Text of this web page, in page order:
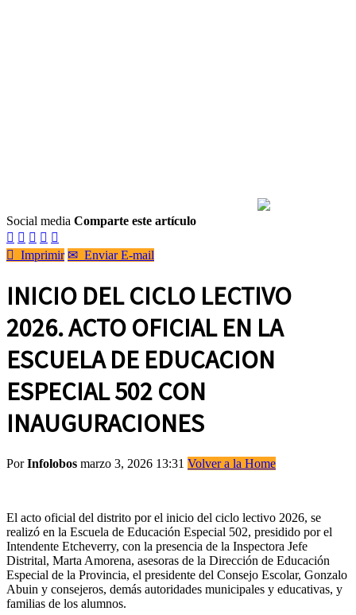
Social media Comparte este artículo
    
 Imprimir ✉ Enviar E-mail
INICIO DEL CICLO LECTIVO
2026. ACTO OFICIAL EN LA
ESCUELA DE EDUCACION
ESPECIAL 502 CON
INAUGURACIONES
PorInfolobos marzo 3, 2026 13:31 Volver a la Home
El acto oficial del distrito por el inicio del ciclo lectivo 2026, se
realizó en la Escuela de Educación Especial 502, presidido por el
Intendente Etcheverry, con la presencia de la Inspectora Jefe
Distrital, Marta Amorena, asesoras de la Dirección de Educación
Especial de la Provincia, el presidente del Consejo Escolar, Gonzalo
Abuin y consejeros, demás autoridades municipales y educativas, y
familias de los alumnos.